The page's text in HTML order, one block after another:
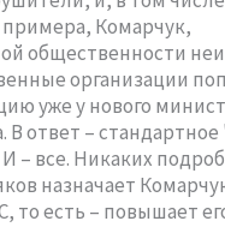
примера, Комарчук,
общественности
организации
уже у нового
В ответ –
– все. Никаких
назначает
то есть – повышает